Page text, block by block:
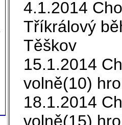
4.1.2014
Tříkrálový
Těškov
15.1.2014
volně(10)
18.1.2014
volně(15)